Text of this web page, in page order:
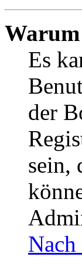
Es
der
sein,
Nach